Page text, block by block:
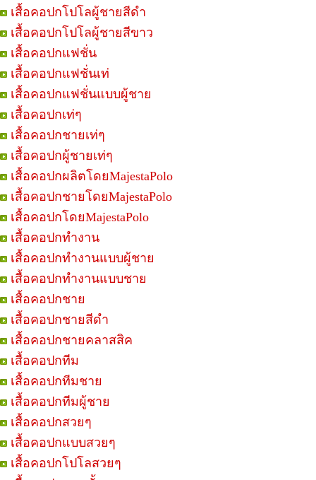
เสื้อคอปกโปโลผู้ชายสีดำ
เสื้อคอปกโปโลผู้ชายสีขาว
เสื้อคอปกแฟชั่น
เสื้อคอปกแฟชั่นเท่
เสื้อคอปกแฟชั่นแบบผู้ชาย
เสื้อคอปกเท่ๆ
เสื้อคอปกชายเท่ๆ
เสื้อคอปกผู้ชายเท่ๆ
เสื้อคอปกผลิตโดยMajestaPolo
เสื้อคอปกชายโดยMajestaPolo
เสื้อคอปกโดยMajestaPolo
เสื้อคอปกทำงาน
เสื้อคอปกทำงานแบบผู้ชาย
เสื้อคอปกทำงานแบบชาย
เสื้อคอปกชาย
เสื้อคอปกชายสีดำ
เสื้อคอปกชายคลาสสิค
เสื้อคอปกทีม
เสื้อคอปกทีมชาย
เสื้อคอปกทีมผู้ชาย
เสื้อคอปกสวยๆ
เสื้อคอปกแบบสวยๆ
เสื้อคอปกโปโลสวยๆ